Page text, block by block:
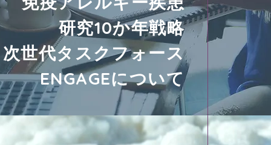
研究10か年戦略
次世代タスクフォース
ENGAGE​について